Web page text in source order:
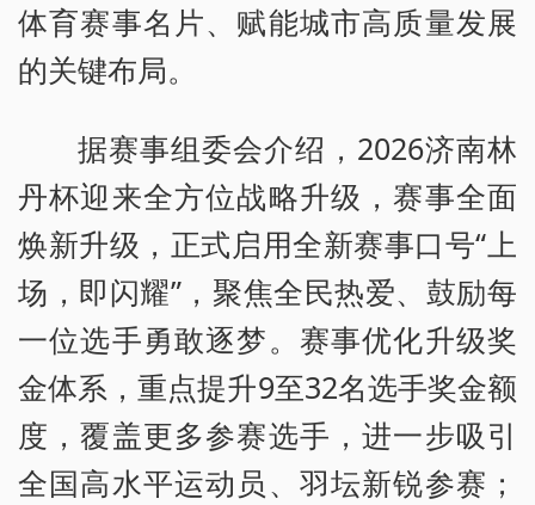
体育赛事名片、赋能城市高质量发展
的关键布局。
据赛事组委会介绍，2026济南林
丹杯迎来全方位战略升级，赛事全面
焕新升级，正式启用全新赛事口号“上
场，即闪耀”，聚焦全民热爱、鼓励每
一位选手勇敢逐梦。赛事优化升级奖
金体系，重点提升9至32名选手奖金额
度，覆盖更多参赛选手，进一步吸引
全国高水平运动员、羽坛新锐参赛；